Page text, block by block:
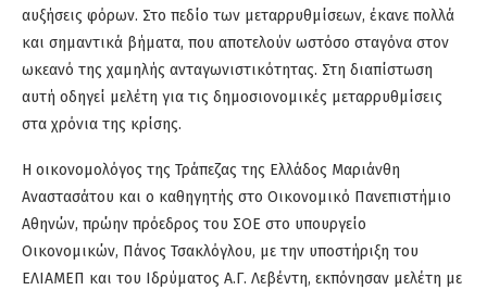
αυξήσεις φόρων. Στο πεδίο των μεταρρυθμίσεων, έκανε πολλά
και σημαντικά βήματα, που αποτελούν ωστόσο σταγόνα στον
ωκεανό της χαμηλής ανταγωνιστικότητας. Στη διαπίστωση
αυτή οδηγεί μελέτη για τις δημοσιονομικές μεταρρυθμίσεις
στα χρόνια της κρίσης.
Η οικονομολόγος της Τράπεζας της Ελλάδος Μαριάνθη
Αναστασάτου και ο καθηγητής στο Οικονομικό Πανεπιστήμιο
Αθηνών, πρώην πρόεδρος του ΣΟΕ στο υπουργείο
Οικονομικών, Πάνος Τσακλόγλου, με την υποστήριξη του
ΕΛΙΑΜΕΠ και του Ιδρύματος Α.Γ. Λεβέντη, εκπόνησαν μελέτη με